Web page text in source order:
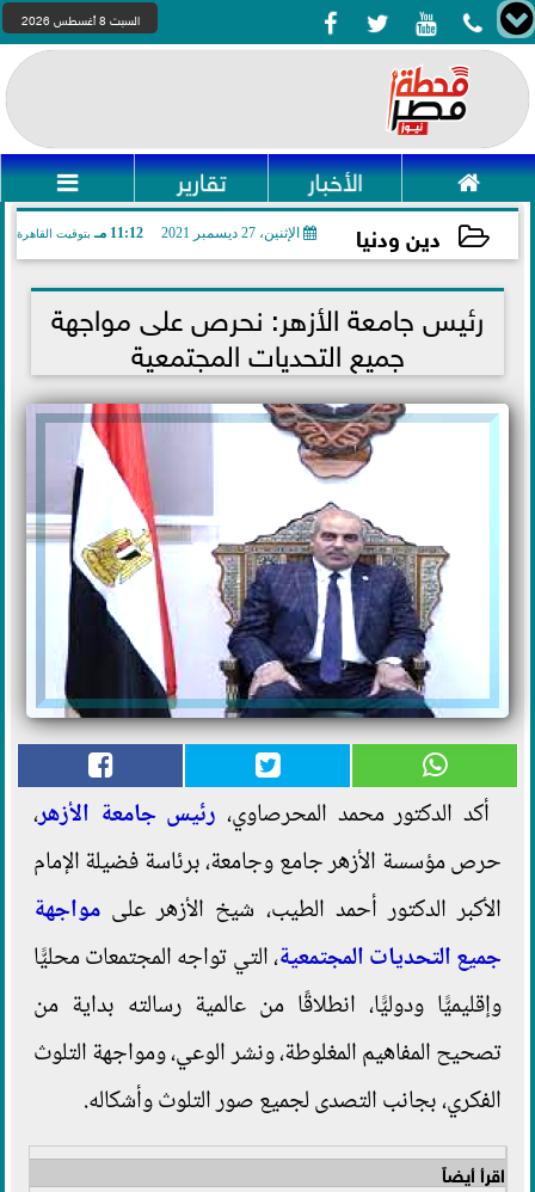
    السبت 8 أغسطس 2026
 الأخبار تقارير 
دين ودنيا الإثنين، 27 ديسمبر 2021 11:12 مـ بتوقيت القاهرة
2021-12-27 23:12:53رئيس جامعة الأزهر: نحرص على مواجهة
جميع التحديات المجتمعية
أكد الدكتور محمد المحرصاوي، رئيس جامعة الأزهر،
حرص مؤسسة الأزهر جامع وجامعة، برئاسة فضيلة الإمام
الأكبر الدكتور أحمد الطيب، شيخ الأزهر على مواجهة
جميع التحديات المجتمعية، التي تواجه المجتمعات محليًّا
وإقليميًّا ودوليًّا، انطلاقًا من عالمية رسالته بداية من
تصحيح المفاهيم المغلوطة، ونشر الوعي، ومواجهة التلوث
الفكري، بجانب التصدى لجميع صور التلوث وأشكاله.
اقرأ أيضاً